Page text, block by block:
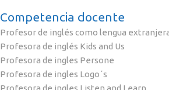
Competencia docente
Profesor de inglés como lengua
Profesora de inglés Kids and Us
Profesora de ingles Persone
Profesora de ingles Logo´s